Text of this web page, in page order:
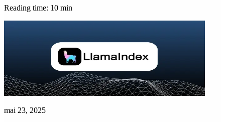
Reading time: 10 min
mai 23, 2025